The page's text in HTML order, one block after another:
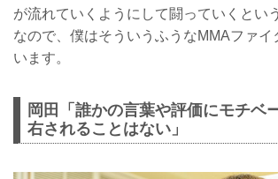
が流れていくようにして闘っていくとい
なので、僕はそういうふうなMMAファイ
います。
岡田「誰かの言葉や評価にモチベ
右されることはない」